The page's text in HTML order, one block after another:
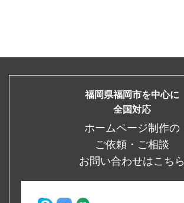
福岡県福岡市を中心に
全国対応
ホームページ制作の
ご依頼・ご相談
お問い合わせはこちら